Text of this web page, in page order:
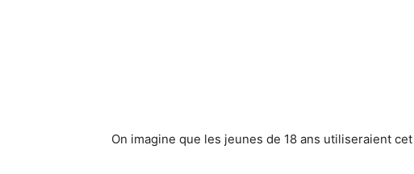
On imagine que les jeunes de 18 ans utiliseraient